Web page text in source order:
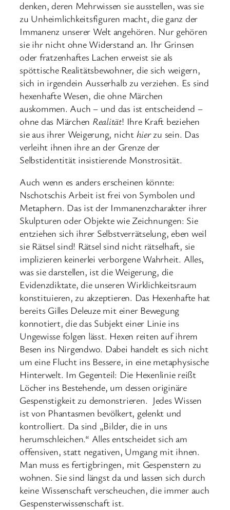
denken, deren Mehrwissen sie ausstellen, was sie
zu Unheimlichkeitsfiguren macht, die ganz der
Immanenz unserer Welt angehören. Nur gehören
sie ihr nicht ohne Widerstand an. Ihr Grinsen
oder fratzenhaftes Lachen erweist sie als
spöttische Realitätsbewohner, die sich weigern,
sich in irgendein Ausserhalb zu verziehen. Es sind
hexenhafte Wesen, die ohne Märchen
auskommen. Auch – und das ist entscheidend –
ohne das Märchen Realität! Ihre Kraft beziehen
sie aus ihrer Weigerung, nicht hierzu sein. Das
verleiht ihnen ihre an der Grenze der
Selbstidentität insistierende Monstrosität.
Auch wenn es anders erscheinen könnte:
Nschotschis Arbeit ist frei von Symbolen und
Metaphern. Das ist der Immanenzcharakter ihrer
Skulpturen oder Objekte wie Zeichnungen: Sie
entziehen sich ihrer Selbstverrätselung, eben weil
sie Rätsel sind! Rätsel sind nicht rätselhaft, sie
implizieren keinerlei verborgene Wahrheit. Alles,
was sie darstellen, ist die Weigerung, die
Evidenzdiktate, die unseren Wirklichkeitsraum
konstituieren, zu akzeptieren. Das Hexenhafte hat
bereits Gilles Deleuze mit einer Bewegung
konnotiert, die das Subjekt einer Linie ins
Ungewisse folgen lässt. Hexen reiten auf ihrem
Besen ins Nirgendwo. Dabei handelt es sich nicht
um eine Flucht ins Bessere, in eine metaphysische
Hinterwelt. Im Gegenteil: Die Hexenlinie reißt
Löcher ins Bestehende, um dessen originäre
Gespenstigkeit zu demonstrieren. Jedes Wissen
ist von Phantasmen bevölkert, gelenkt und
kontrolliert. Da sind „Bilder, die in uns
herumschleichen.“ Alles entscheidet sich am
offensiven, statt negativen, Umgang mit ihnen.
Man muss es fertigbringen, mit Gespenstern zu
wohnen. Sie sind längst da und lassen sich durch
keine Wissenschaft verscheuchen, die immer auch
Gespensterwissenschaft ist.